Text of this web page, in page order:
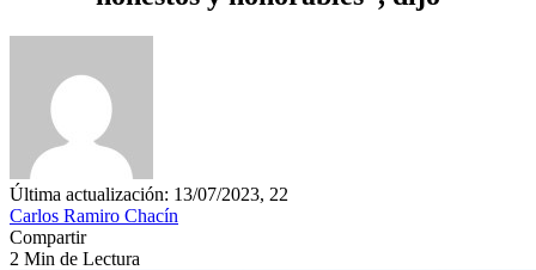
Última actualización: 13/07/2023, 22
Carlos Ramiro Chacín
Compartir
2 Min de Lectura